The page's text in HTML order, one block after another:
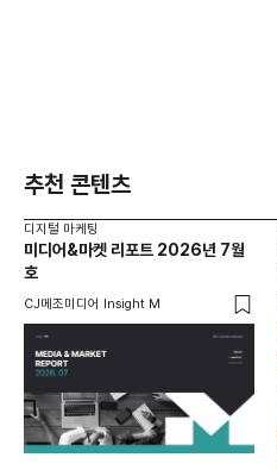
추천 콘텐츠
디지털 마케팅
미디어&마켓 리포트 2026년 7월
호
CJ메조미디어 Insight M